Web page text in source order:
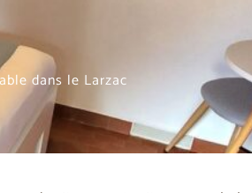
dans le Larzac